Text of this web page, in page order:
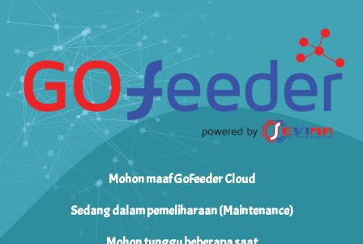
Mohon maaf GoFeeder Cloud
Sedang dalam pemeliharaan (Maintenance)